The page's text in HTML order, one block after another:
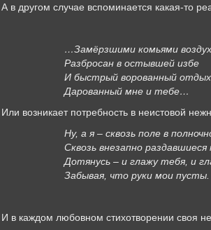
А в другом случае вспоминается какая-то
…Замёрзшими комьями воздух
Разбросан в остывшей избе
И быстрый ворованный
Дарованный мне и тебе…
Или возникает потребность в неистовой
Ну, а я – сквозь поле в
Сквозь внезапно
Дотянусь – и глажу тебя, и
Забывая, что руки мои пусты.
И в каждом любовном стихотворении своя